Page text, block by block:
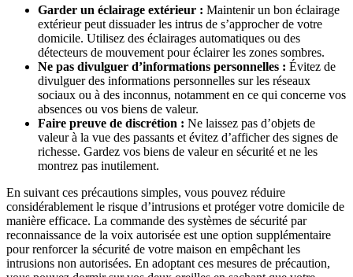
Garder un éclairage extérieur : Maintenir un bon éclairage
extérieur peut dissuader les intrus de s’approcher de votre
domicile. Utilisez des éclairages automatiques ou des
détecteurs de mouvement pour éclairer les zones sombres.
Ne pas divulguer d’informations personnelles : Évitez de
divulguer des informations personnelles sur les réseaux
sociaux ou à des inconnus, notamment en ce qui concerne vos
absences ou vos biens de valeur.
Faire preuve de discrétion : Ne laissez pas d’objets de
valeur à la vue des passants et évitez d’afficher des signes de
richesse. Gardez vos biens de valeur en sécurité et ne les
montrez pas inutilement.
En suivant ces précautions simples, vous pouvez réduire
considérablement le risque d’intrusions et protéger votre domicile de
manière efficace. La commande des systèmes de sécurité par
reconnaissance de la voix autorisée est une option supplémentaire
pour renforcer la sécurité de votre maison en empêchant les
intrusions non autorisées. En adoptant ces mesures de précaution,